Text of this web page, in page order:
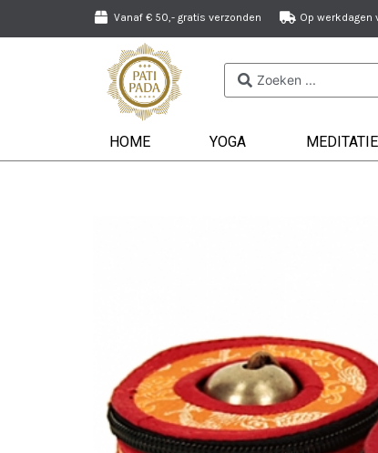
Vanaf € 50,- gratis verzonden Op werkdagen
HOME YOGA MEDITATIE